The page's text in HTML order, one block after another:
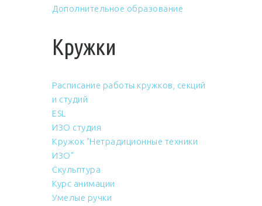
Дополнительное образование
Кружки
Расписание работы кружков, секций
и студий
ESL
ИЗО студия
Кружок "Нетрадиционные техники
ИЗО"
Скульптура
Курс анимации
Умелые ручки